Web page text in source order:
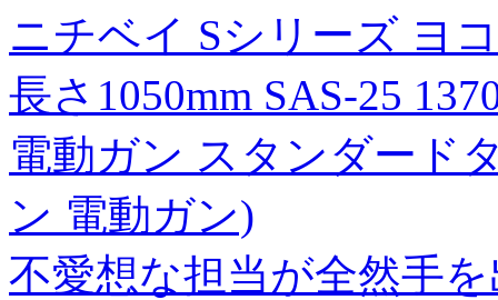
ニチベイ Sシリーズ ヨ
長さ1050mm SAS-25
電動ガン スタンダード
ン 電動ガン)
不愛想な担当が全然手